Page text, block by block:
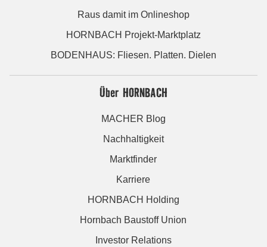
Raus damit im Onlineshop
HORNBACH Projekt-Marktplatz
BODENHAUS: Fliesen. Platten. Dielen
Über HORNBACH
MACHER Blog
Nachhaltigkeit
Marktfinder
Karriere
HORNBACH Holding
Hornbach Baustoff Union
Investor Relations